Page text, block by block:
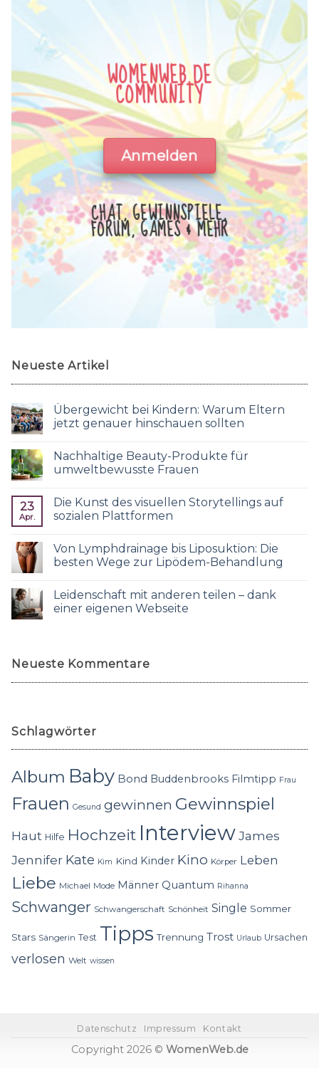
WOMENWEB.DE
COMMUNITY
Anmelden
CHAT, GEWINNSPIELE,
FORUM, GAMES & MEHR
Neueste Artikel
Übergewicht bei Kindern: Warum Eltern
jetzt genauer hinschauen sollten
Nachhaltige Beauty-Produkte für
umweltbewusste Frauen
23
Apr.
Die Kunst des visuellen Storytellings auf
sozialen Plattformen
Von Lymphdrainage bis Liposuktion: Die
besten Wege zur Lipödem-Behandlung
Leidenschaft mit anderen teilen – dank
einer eigenen Webseite
Neueste Kommentare
Schlagwörter
Album Baby Bond Buddenbrooks Filmtipp Frau
Frauen Gesund gewinnen Gewinnspiel
Haut Hilfe Hochzeit InterviewJames
Jennifer Kate Kim Kind Kinder Kino Körper Leben
Liebe Michael Mode Männer Quantum Rihanna
Schwanger Schwangerschaft Schönheit Single Sommer
Stars Sängerin Test Tipps Trennung Trost Urlaub Ursachen
verlosen Welt wissen
Datenschutz Impressum Kontakt
Copyright 2026 © WomenWeb.de